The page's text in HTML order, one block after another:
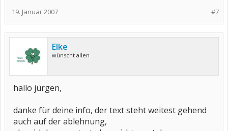
#7
19. Januar 2007
Elke
wünscht allen
hallo jürgen,
danke für deine info, der text steht weitest gehend
auch auf der ablehnung,